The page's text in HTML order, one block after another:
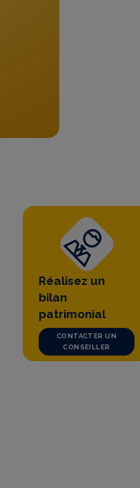
Réalisez un
bilan
patrimonial
CONTACTER UN
CONSEILLER